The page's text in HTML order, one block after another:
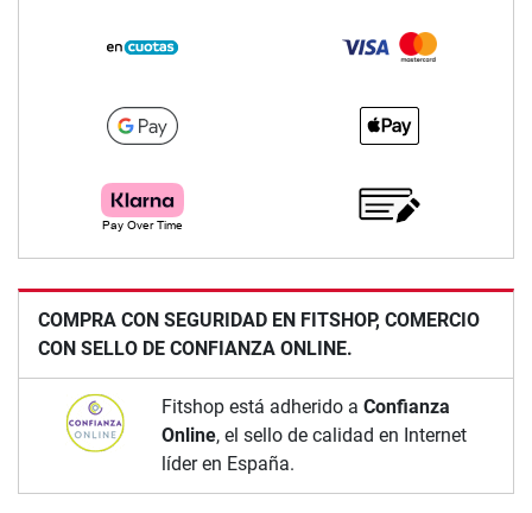
COMPRA CON SEGURIDAD EN FITSHOP, COMERCIO
CON SELLO DE CONFIANZA ONLINE.
Fitshop está adherido a Confianza
Online, el sello de calidad en Internet
líder en España.